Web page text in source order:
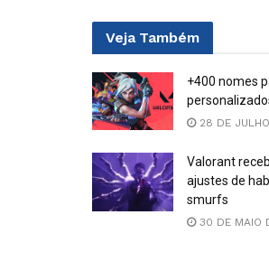
Veja Também
+400 nomes
28 DE
Valorant
ajustes de
smurfs
30 DE MAIO